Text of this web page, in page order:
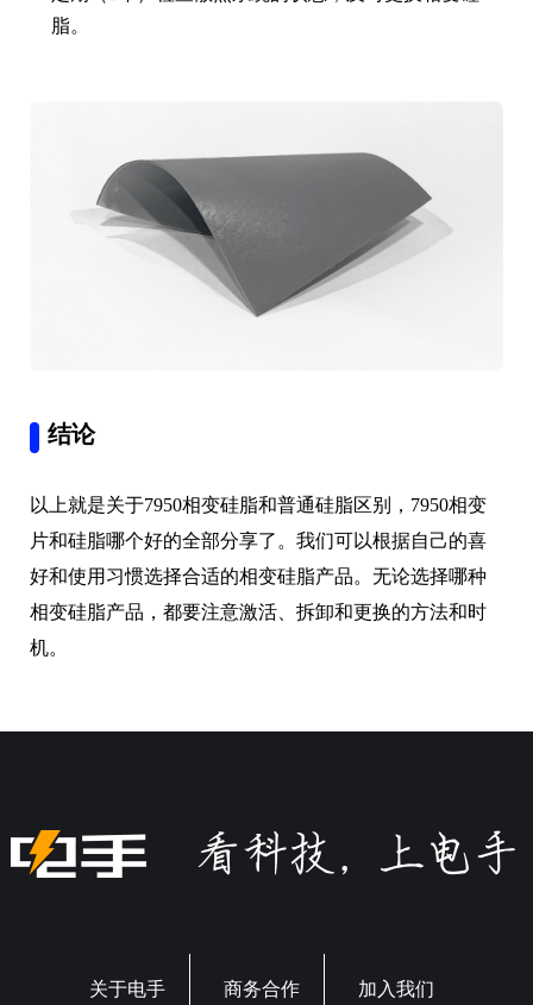
以上就是关于7950相变硅脂和普通硅脂区别，7950相变
片和硅脂哪个好的全部分享了。我们可以根据自己的喜
好和使用习惯选择合适的相变硅脂产品。无论选择哪种
相变硅脂产品，都要注意激活、拆卸和更换的方法和时
机。
违规内容、网络侵权和其他不良信息举报电话：028-61533037